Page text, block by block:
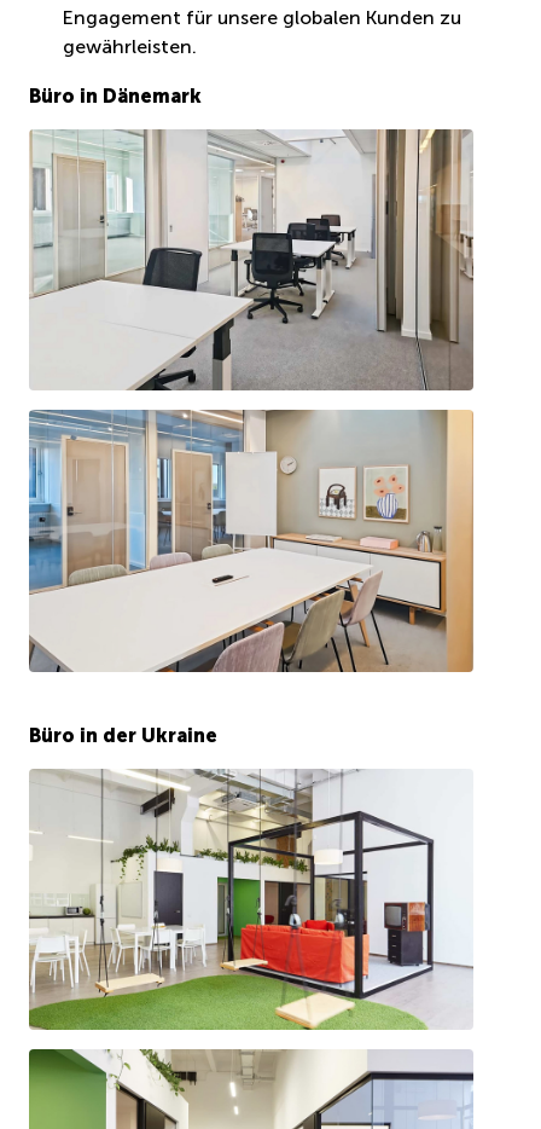
Engagement für unsere globalen Kunden zu
gewährleisten.
Büro in Dänemark
Büro in der Ukraine